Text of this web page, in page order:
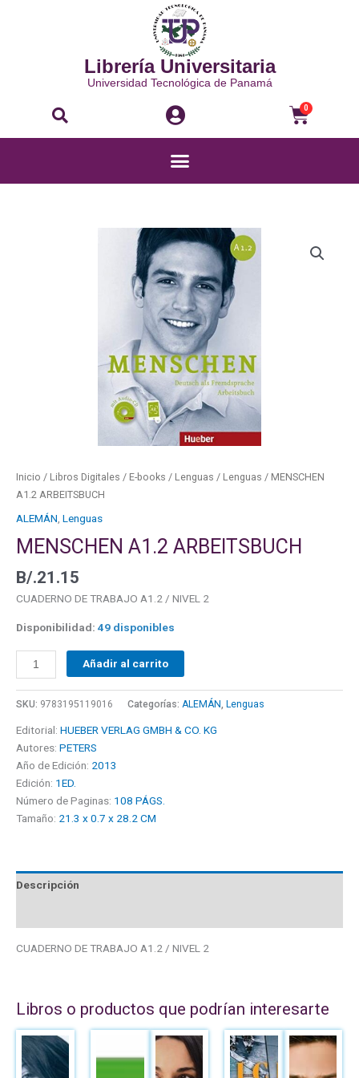
Librería Universitaria
Universidad Tecnológica de Panamá
Buscar 0
Menú
Inicio / Libros Digitales / E-books / Lenguas / Lenguas / MENSCHEN
A1.2 ARBEITSBUCH
ALEMÁN, Lenguas
MENSCHEN A1.2 ARBEITSBUCH
B/.21.15
CUADERNO DE TRABAJO A1.2 / NIVEL 2
Disponibilidad: 49 disponibles
Añadir al carrito
SKU: 9783195119016 Categorías: ALEMÁN, Lenguas
Editorial: HUEBER VERLAG GMBH & CO. KG
Autores: PETERS
Año de Edición: 2013
Edición: 1ED.
Número de Paginas: 108 PÁGS.
Tamaño: 21.3 x 0.7 x 28.2 CM
Descripción
CUADERNO DE TRABAJO A1.2 / NIVEL 2
Libros o productos que podrían interesarte